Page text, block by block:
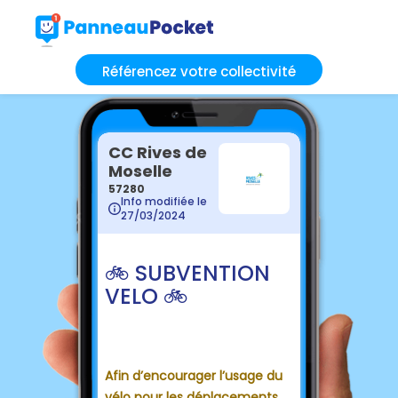
Référencez votre collectivité
CC Rives de
Moselle
57280
Info modifiée le
27/03/2024
🚲 SUBVENTION
VELO 🚲
Afin d’encourager l’usage du